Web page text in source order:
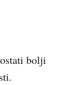
bolji